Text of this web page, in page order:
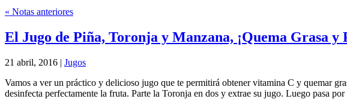
« Notas anteriores
El Jugo de Piña, Toronja y Manzana, ¡Quema Grasa
21 abril, 2016 | Jugos
Vamos a ver un práctico y delicioso jugo que te permitirá obtener vitamina C y quemar
desinfecta perfectamente la fruta. Parte la Toronja en dos y extrae su jugo. Luego pasa